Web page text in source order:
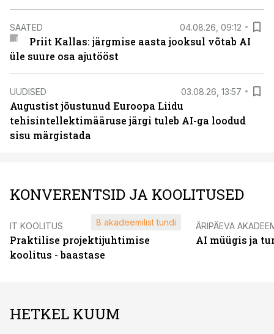
SAATED 04.08.26, 09:12
Priit Kallas: järgmise aasta jooksul võtab AI
üle suure osa ajutööst
UUDISED 03.08.26, 13:57
Augustist jõustunud Euroopa Liidu
tehisintellektimääruse järgi tuleb AI-ga loodud
sisu märgistada
KONVERENTSID JA KOOLITUSED
IT KOOLITUS
Praktilise projektijuhtimise
koolitus - baastase
8 akadeemilist tundi ÄRIPÄEVA
AI müügis ja
HETKEL KUUM